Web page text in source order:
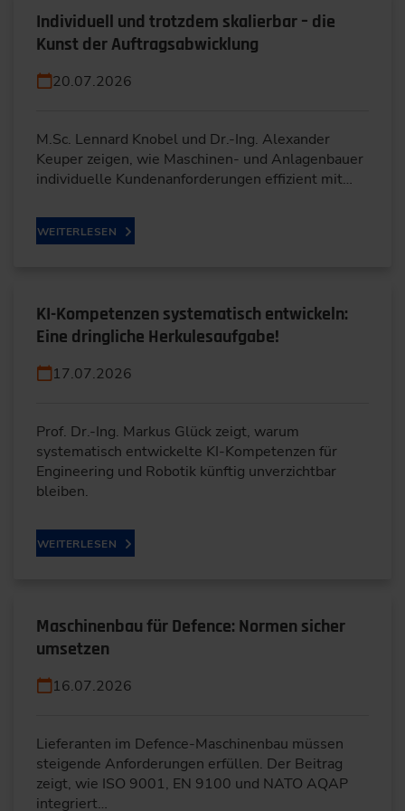
Individuell und trotzdem skalierbar – die
Kunst der Auftragsabwicklung
20.07.2026
M.Sc. Lennard Knobel und Dr.-Ing. Alexander
Keuper zeigen, wie Maschinen- und Anlagenbauer
individuelle Kundenanforderungen effizient mit…
WEITERLESEN
KI-Kompetenzen systematisch entwickeln:
Eine dringliche Herkulesaufgabe!
17.07.2026
Prof. Dr.-Ing. Markus Glück zeigt, warum
systematisch entwickelte KI-Kompetenzen für
Engineering und Robotik künftig unverzichtbar
bleiben.
WEITERLESEN
Maschinenbau für Defence: Normen sicher
umsetzen
16.07.2026
Lieferanten im Defence-Maschinenbau müssen
steigende Anforderungen erfüllen. Der Beitrag
zeigt, wie ISO 9001, EN 9100 und NATO AQAP
integriert…